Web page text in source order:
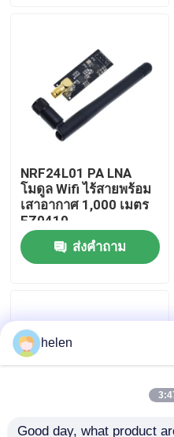
เกี่ยวกับเรา
ทัวร์โรงงาน
การควบคุมคุณภาพ
ติดต่อเรา
กรณี
โมดูลบอร์ดเครื่องขยายเสี
NRF24L01 PA LNA
โมดูล Wifi ไร้สายพร้อม
เสาอากาศ 1,000 เมตร
FZ0410
ส่งคำถาม
helen
Good day, what product